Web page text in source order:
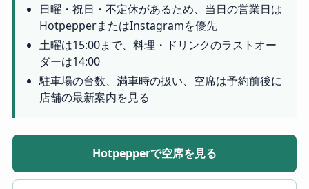
日曜・祝日・不定休があるため、当日の営業日は
HotpepperまたはInstagramを優先
土曜は15:00まで、料理・ドリンクのラストオー
ダーは14:00
駐車場の台数、満車時の扱い、空席は予約前後に
店舗の最新案内を見る
Hotpepperで空席を見る